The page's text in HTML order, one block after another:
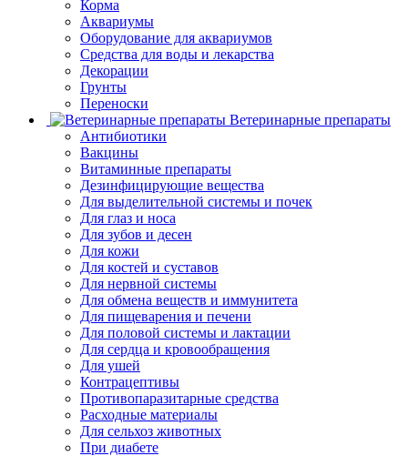
Корма
Аквариумы
Оборудование для аквариумов
Средства для воды и лекарства
Декорации
Грунты
Переноски
Ветеринарные препараты
Антибиотики
Вакцины
Витаминные препараты
Дезинфицирующие вещества
Для выделительной системы и почек
Для глаз и носа
Для зубов и десен
Для кожи
Для костей и суставов
Для нервной системы
Для обмена веществ и иммунитета
Для пищеварения и печени
Для половой системы и лактации
Для сердца и кровообращения
Для ушей
Контрацептивы
Противопаразитарные средства
Расходные материалы
Для сельхоз животных
При диабете